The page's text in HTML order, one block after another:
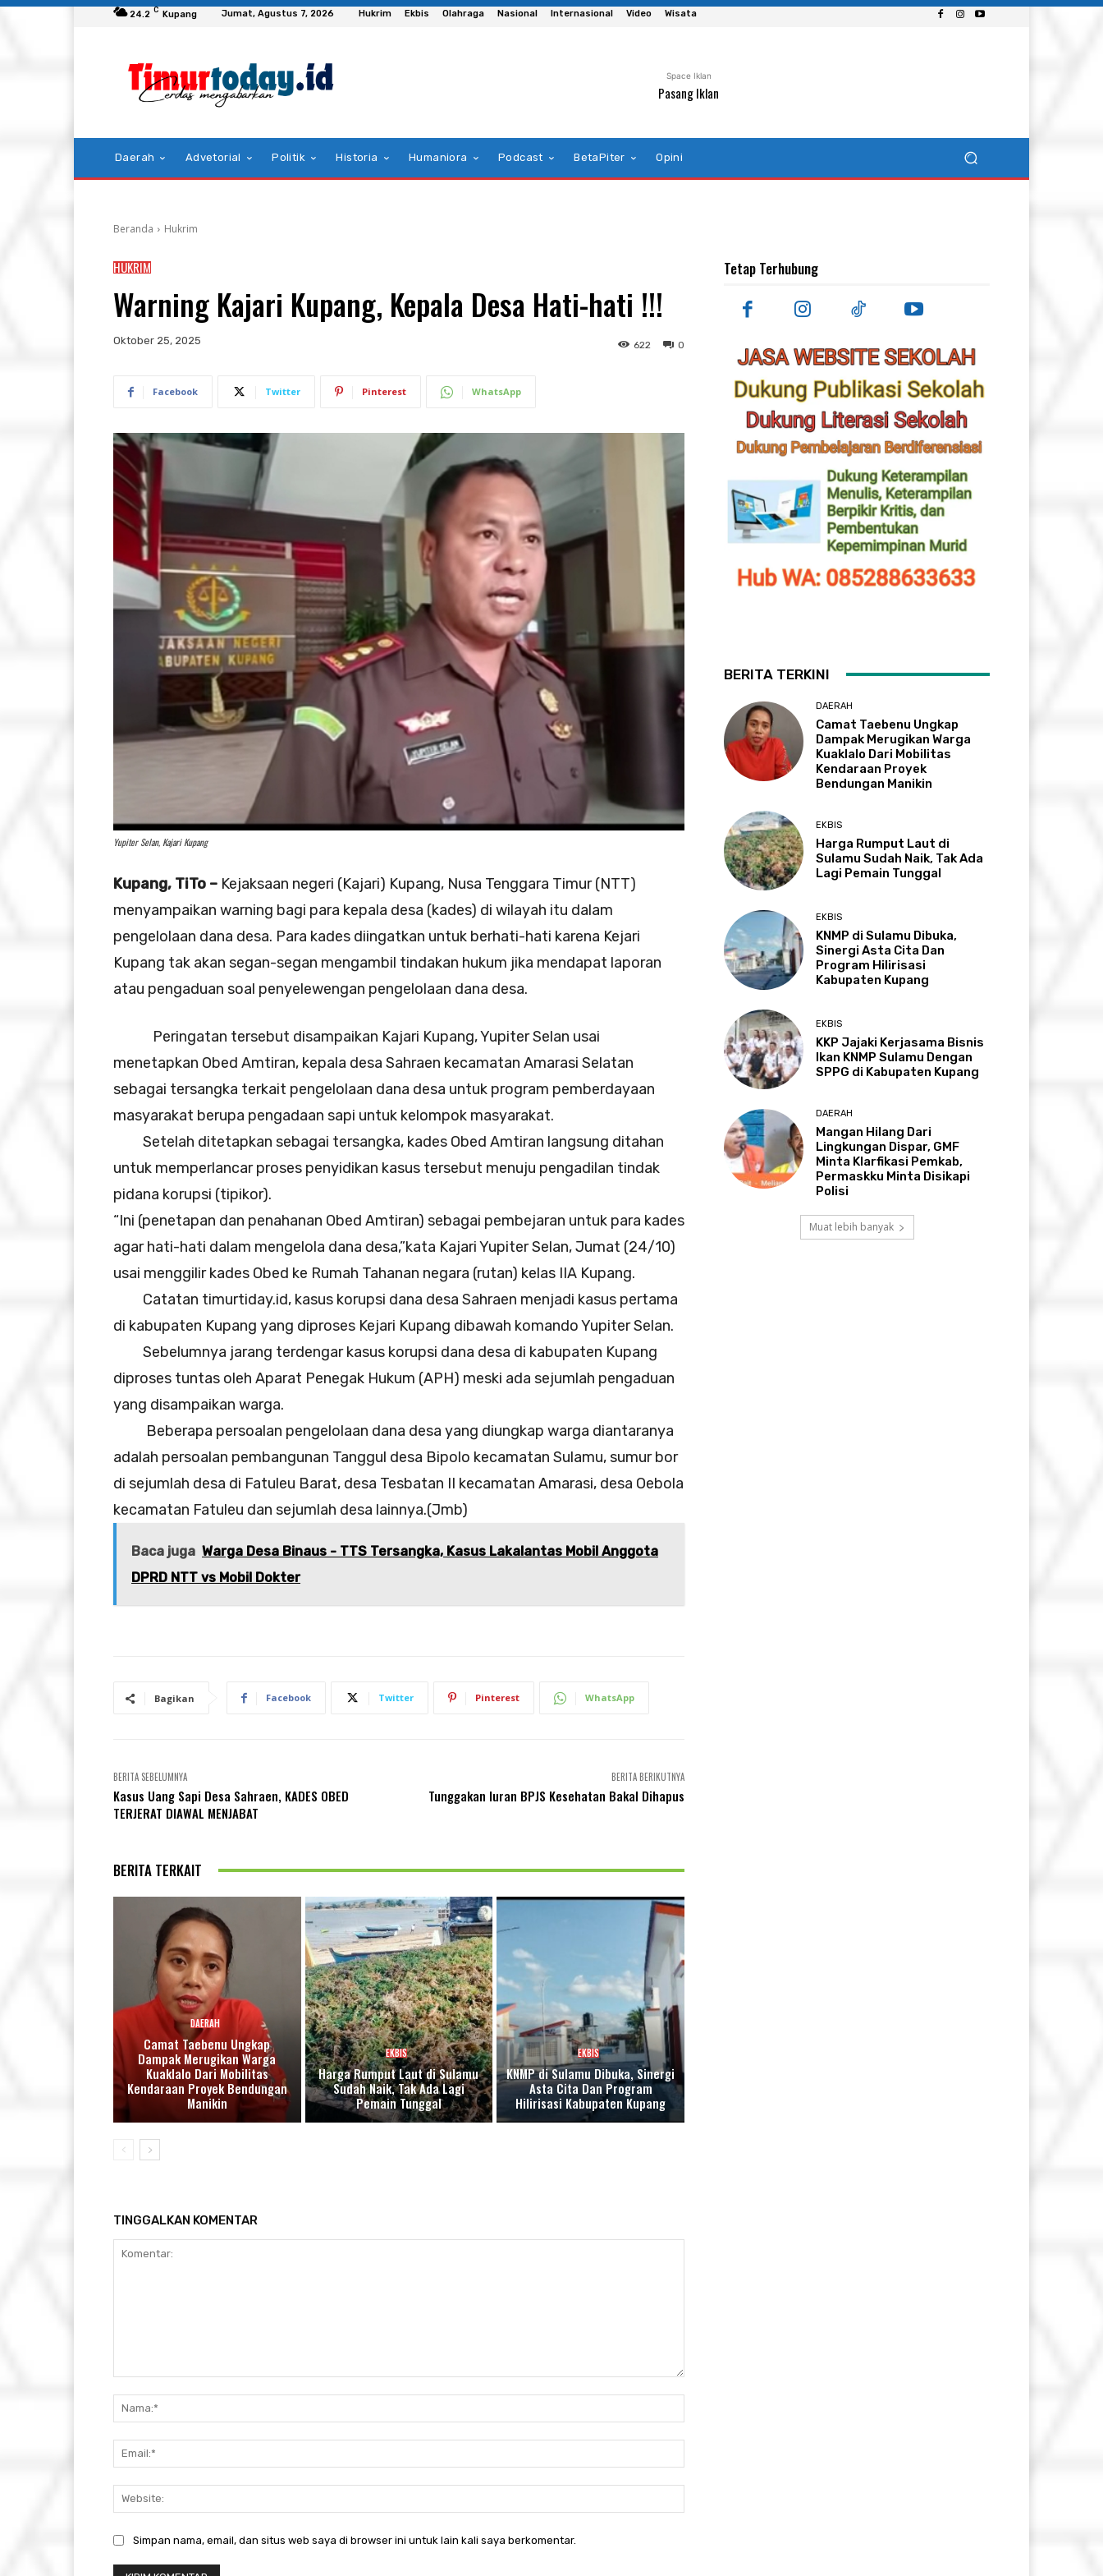
24.2 C Kupang Jumat, Agustus 7, 2026 Hukrim Ekbis Olahraga Nasional Internasional Video Wisata
Space Iklan
Pasang Iklan
Daerah Advetorial Politik Historia Humaniora Podcast BetaPiter Opini
Beranda Hukrim
HUKRIM
Warning Kajari Kupang, Kepala Desa Hati-hati !!!
Oktober 25, 2025 0
622
Facebook Twitter Pinterest WhatsApp
Yupiter Selan, Kajari Kupang
Kupang, TiTo – Kejaksaan negeri (Kajari) Kupang, Nusa Tenggara Timur (NTT)
menyampaikan warning bagi para kepala desa (kades) di wilayah itu dalam
pengelolaan dana desa. Para kades diingatkan untuk berhati-hati karena Kejari
Kupang tak akan segan-segan mengambil tindakan hukum jika mendapat laporan
atau pengaduan soal penyelewengan pengelolaan dana desa.
Peringatan tersebut disampaikan Kajari Kupang, Yupiter Selan usai
menetapkan Obed Amtiran, kepala desa Sahraen kecamatan Amarasi Selatan
sebagai tersangka terkait pengelolaan dana desa untuk program pemberdayaan
masyarakat berupa pengadaan sapi untuk kelompok masyarakat.
Setelah ditetapkan sebagai tersangka, kades Obed Amtiran langsung ditahan
untuk memperlancar proses penyidikan kasus tersebut menuju pengadilan tindak
pidana korupsi (tipikor).
“Ini (penetapan dan penahanan Obed Amtiran) sebagai pembejaran untuk para kades
agar hati-hati dalam mengelola dana desa,”kata Kajari Yupiter Selan, Jumat (24/10)
usai menggilir kades Obed ke Rumah Tahanan negara (rutan) kelas IIA Kupang.
Catatan timurtiday.id, kasus korupsi dana desa Sahraen menjadi kasus pertama
di kabupaten Kupang yang diproses Kejari Kupang dibawah komando Yupiter Selan.
Sebelumnya jarang terdengar kasus korupsi dana desa di kabupaten Kupang
diproses tuntas oleh Aparat Penegak Hukum (APH) meski ada sejumlah pengaduan
yang disampaikan warga.
Beberapa persoalan pengelolaan dana desa yang diungkap warga diantaranya
adalah persoalan pembangunan Tanggul desa Bipolo kecamatan Sulamu, sumur bor
di sejumlah desa di Fatuleu Barat, desa Tesbatan II kecamatan Amarasi, desa Oebola
kecamatan Fatuleu dan sejumlah desa lainnya.(Jmb)
Baca juga Warga Desa Binaus - TTS Tersangka, Kasus Lakalantas Mobil Anggota
DPRD NTT vs Mobil Dokter
Bagikan Facebook Twitter Pinterest WhatsApp
BERITA SEBELUMNYA
Kasus Uang Sapi Desa Sahraen, KADES OBED
TERJERAT DIAWAL MENJABAT
BERITA BERIKUTNYA
Tunggakan Iuran BPJS Kesehatan Bakal Dihapus
BERITA TERKAIT
DAERAH
Camat Taebenu Ungkap
Dampak Merugikan Warga
Kuaklalo Dari Mobilitas
Kendaraan Proyek Bendungan
Manikin
EKBIS
Harga Rumput Laut di Sulamu
Sudah Naik, Tak Ada Lagi
Pemain Tunggal
EKBIS
KNMP di Sulamu Dibuka, Sinergi
Asta Cita Dan Program
Hilirisasi Kabupaten Kupang
TINGGALKAN KOMENTAR
Simpan nama, email, dan situs web saya di browser ini untuk lain kali saya berkomentar.
Tetap Terhubung
BERITA TERKINI
DAERAH
Camat Taebenu Ungkap
Dampak Merugikan Warga
Kuaklalo Dari Mobilitas
Kendaraan Proyek
Bendungan Manikin
EKBIS
Harga Rumput Laut di
Sulamu Sudah Naik, Tak Ada
Lagi Pemain Tunggal
EKBIS
KNMP di Sulamu Dibuka,
Sinergi Asta Cita Dan
Program Hilirisasi
Kabupaten Kupang
EKBIS
KKP Jajaki Kerjasama Bisnis
Ikan KNMP Sulamu Dengan
SPPG di Kabupaten Kupang
DAERAH
Mangan Hilang Dari
Lingkungan Dispar, GMF
Minta Klarfikasi Pemkab,
Permaskku Minta Disikapi
Polisi
Muat lebih banyak